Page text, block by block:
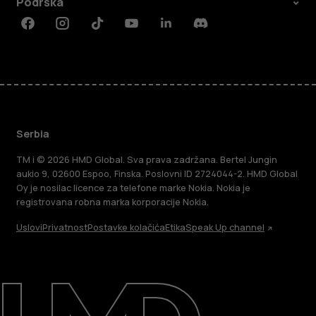
O kompaniji
FacebookInstagramTiktokYoutubeLinkedinDiscord
Serbia
TM i © 2026 HMD Global. Sva prava zadržana. Bertel Jungin
aukio 9, 02600 Espoo, Finska. Poslovni ID 2724044-2. HMD Global
Oy je nosilac licence za telefone marke Nokia. Nokia je
registrovana robna marka korporacije Nokia.
UsloviPrivatnostPostavke kolačićaEtikaSpeak Up channel